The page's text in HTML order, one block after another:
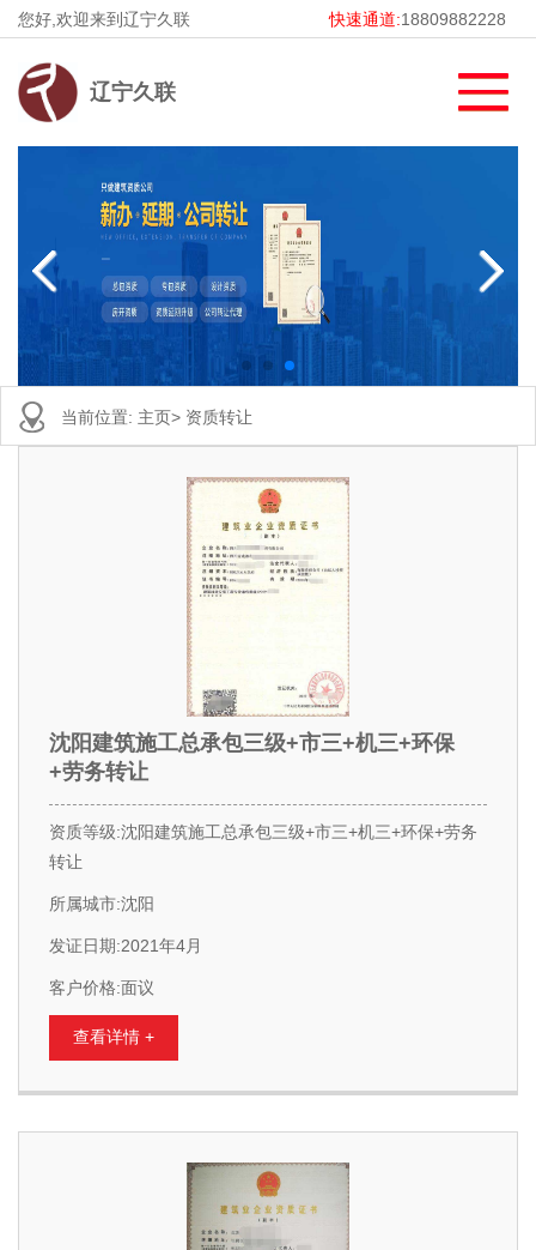
您好,欢迎来到辽宁久联 快速通道:18809882228
辽宁久联
当前位置: 主页> 资质转让
沈阳建筑施工总承包三级+市三+机三+环保
+劳务转让
资质等级:沈阳建筑施工总承包三级+市三+机三+环保+劳务
转让
所属城市:沈阳
发证日期:2021年4月
客户价格:面议
查看详情 +